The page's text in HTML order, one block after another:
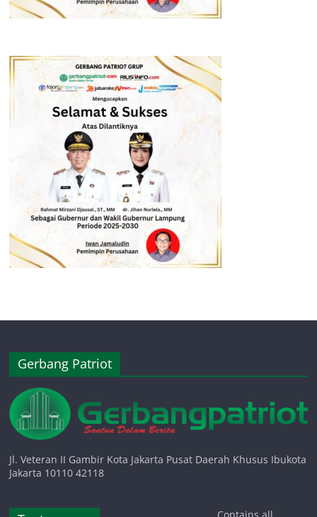
Gerbang Patriot
Jl. Veteran II Gambir Kota Jakarta Pusat Daerah Khusus Ibukota
Jakarta 10110 42118